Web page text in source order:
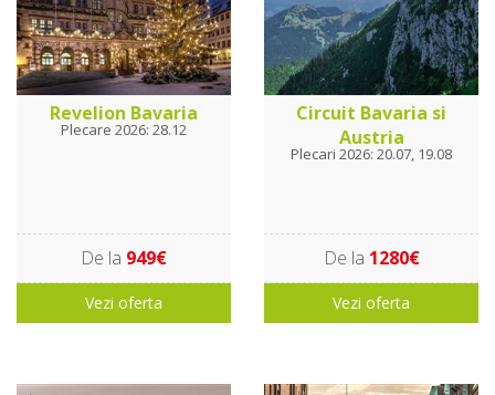
Revelion Bavaria
Plecare 2026: 28.12
De la 949€
Vezi oferta
Circuit Bavaria si
Austria
Plecari 2026: 20.07, 19.08
De la 1280€
Vezi oferta